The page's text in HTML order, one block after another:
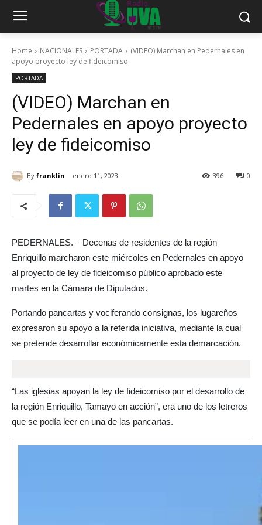
Home NACIONALES PORTADA
(VIDEO) Marchan en Pedernales en
apoyo proyecto ley de fideicomiso
PORTADA
(VIDEO) Marchan en
Pedernales en apoyo proyecto
ley de fideicomiso
By franklin enero 11, 2023 0
396
PEDERNALES. – Decenas de residentes de la región
Enriquillo marcharon este miércoles en Pedernales en apoyo
al proyecto de ley de fideicomiso público aprobado este
martes en la Cámara de Diputados.
Portando pancartas y vociferando consignas, los lugareños
expresaron su apoyo a la referida iniciativa, mediante la cual
se pretende desarrollar económicamente esta demarcación.
“Las iglesias apoyan la ley de fideicomiso por el desarrollo de
la región Enriquillo, Tamayo en acción”, era uno de los letreros
que se podía leer en una de las pancartas.